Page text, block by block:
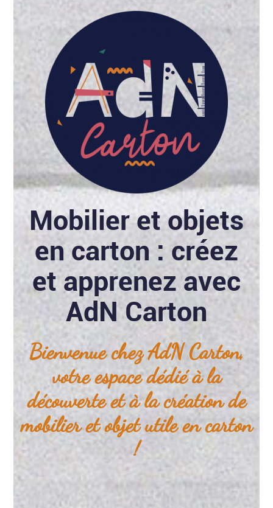
Mobilier et objets
en carton : créez
et apprenez avec
AdN Carton
Bienvenue chez AdN Carton,
votre espace dédié à la
découverte et à la création de
mobilier et objet utile en carton
!